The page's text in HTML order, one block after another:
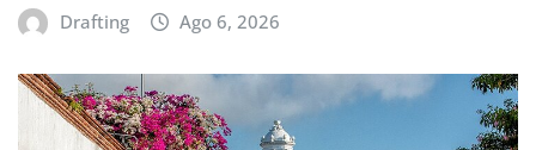
Drafting Ago 6, 2026